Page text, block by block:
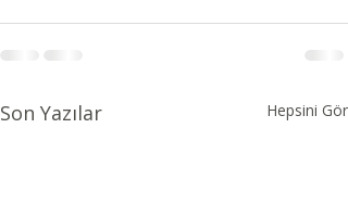
Son Yazılar Hepsini Gör